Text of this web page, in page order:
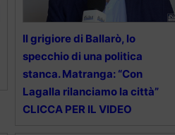
Il grigiore di Ballarò, lo
specchio di una politica
stanca. Matranga: “Con
Lagalla rilanciamo la città”
CLICCA PER IL VIDEO